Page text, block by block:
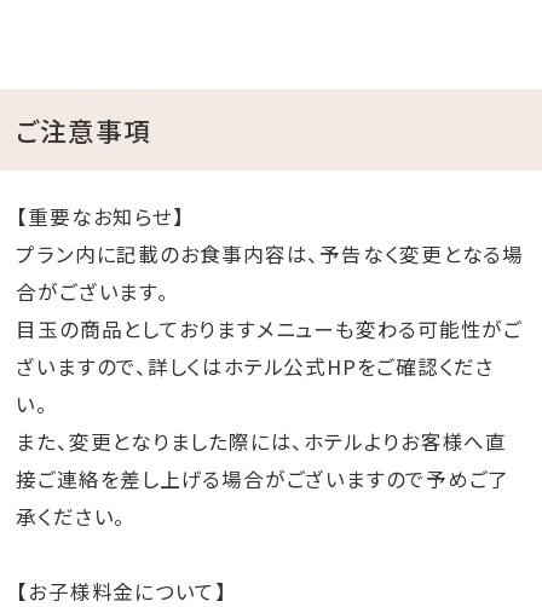
ご注意事項
【重要なお知らせ】
プラン内に記載のお食事内容は、予告なく変更となる場
合がございます。
目玉の商品としておりますメニューも変わる可能性がご
ざいますので、詳しくはホテル公式HPをご確認くださ
い。
また、変更となりました際には、ホテルよりお客様へ直
接ご連絡を差し上げる場合がございますので予めご了
承ください。
【お子様料金について】